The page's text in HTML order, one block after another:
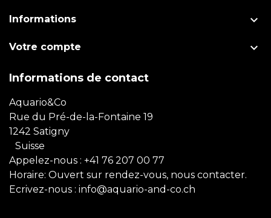
Informations 
Votre compte 
Informations de contact
Aquario&Co
Rue du Pré-de-la-Fontaine 19
1242 Satigny
Suisse
Appelez-nous : +41 76 207 00 77
Horaire: Ouvert sur rendez-vous, nous contacter.
Ecrivez-nous : info@aquario-and-co.ch